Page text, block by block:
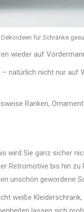
Dekoideen für Schränke
wieder auf
natürlich nicht nur
Ranken,
wird Sie ganz sicher
bis hin
unschön gewordene
weiße